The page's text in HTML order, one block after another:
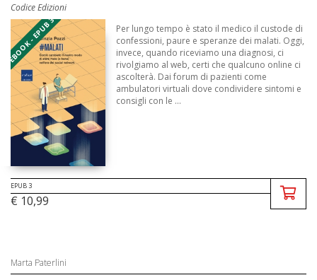
Codice Edizioni
EBOOK - EPUB 3
Per lungo tempo è stato il medico il custode di
confessioni, paure e speranze dei malati. Oggi,
invece, quando riceviamo una diagnosi, ci
rivolgiamo al web, certi che qualcuno online ci
ascolterà. Dai forum di pazienti come
ambulatori virtuali dove condividere sintomi e
consigli con le ...
EPUB 3
€ 10,99
Marta Paterlini